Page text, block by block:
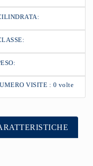
VISITE : 0 volte